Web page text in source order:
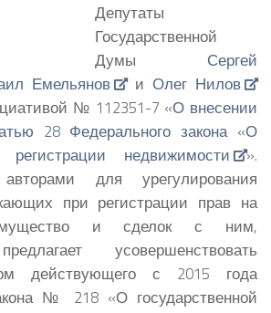
Депутаты
Государственной
Думы Сергей
Емельянов иОлег Нилов
№ 112351-7 «О внесении
28 Федерального закона «О
регистрации недвижимости
».
для урегулирования
при регистрации прав на
и сделок с ним,
усовершенствовать
действующего с 2015 года
№ 218 «О государственной